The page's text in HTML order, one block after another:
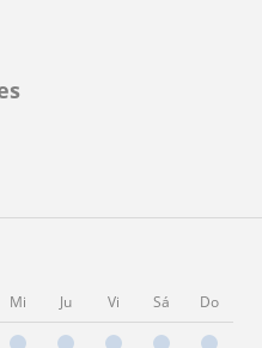
Mi Ju Vi Sá Do